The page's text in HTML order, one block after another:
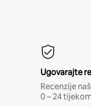
Ugovarajte
Recenzije
0 – 24